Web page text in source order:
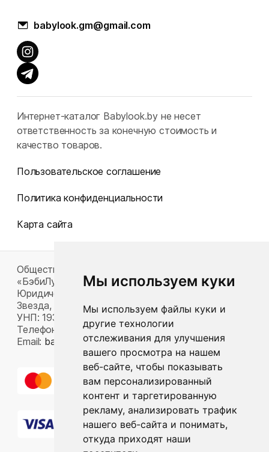
Мы используем куки
Мы используем файлы куки и
другие технологии
отслеживания для улучшения
вашего просмотра на нашем
веб-сайте, чтобы показывать
вам персонализированный
контент и таргетированную
рекламу, анализировать трафик
нашего веб-сайта и понимать,
откуда приходят наши
babylook.gm@gmail.com
Интернет-каталог Babylook.by не несет
ответственность за конечную стоимость и
качество товаров.
Пользовательское соглашение
Политика конфиденциальности
Карта сайта
Общество с ограниченной ответственностью
«БэбиЛук»
Юридический адрес: 220117, г. Минск, пр-т Газеты
Звезда, д. 16, пом. 52
УНП: 193815124
Телефон:
+375 33 392 66 63
Email: babylook.gm@gmail.com .